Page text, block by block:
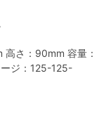
さ：90mm 容量：
ジ：125-125-